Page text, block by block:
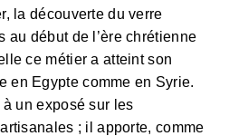
la découverte du verre
au début de l’ère chrétienne
ce métier a atteint son
en Egypte comme en Syrie.
un exposé sur les
; il apporte, comme